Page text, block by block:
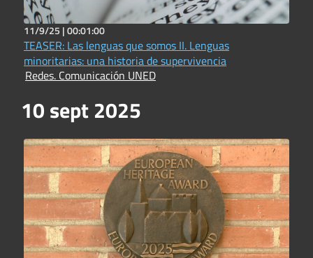
11/9/25 |00:01:00
TEASER: Las lenguas que somos II. Lenguas
minoritarias: una historia de supervivencia
Redes. Comunicación UNED
10 sept 2025